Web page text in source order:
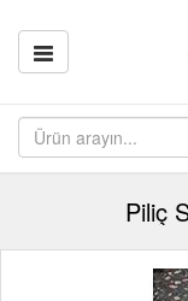
Piliç